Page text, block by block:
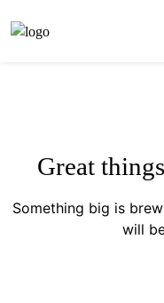
Great
Something big is
will